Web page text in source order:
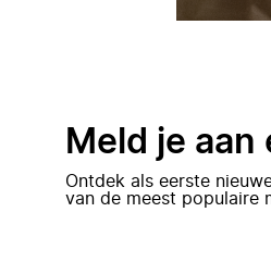
Meld je
Ontdek als eerste
van de meest populaire